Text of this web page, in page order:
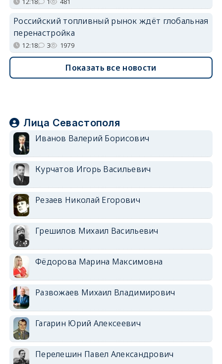
Российский топливный рынок ждёт глобальная
перенастройка
12:18 3 1979
Показать все новости
Лица Севастополя
Иванов Валерий Борисович
Курчатов Игорь Васильевич
Резаев Николай Егорович
Грешилов Михаил Васильевич
Фёдорова Марина Максимовна
Развожаев Михаил Владимирович
Гагарин Юрий Алексеевич
Перелешин Павел Александрович